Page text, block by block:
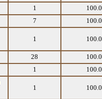
1
7
1
28
1
1